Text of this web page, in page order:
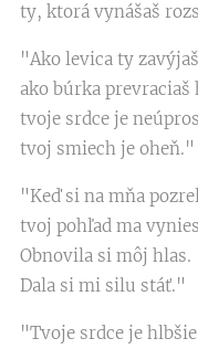
ty, ktorá vynášaš
"Ako levica ty
ako búrka prevraciaš
tvoje srdce je
tvoj smiech je oheň."
"Keď si na mňa
tvoj pohľad ma
Obnovila si môj hlas.
Dala si mi silu stáť."
"Tvoje srdce je